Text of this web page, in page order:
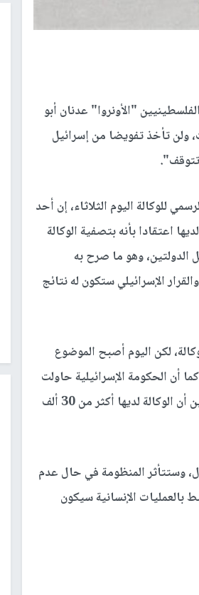
"الأونروا" عدنان أبو
بتفويض من الأمم المتحدة يتم تجديده كل 3 سنوات، ولن تأخذ تفويضا من إسرائيل
تتوقف".
للوكالة اليوم الثلاثاء، إن أحد
اعتقادا بأنه بتصفية الوكالة
وهو ما صرح به
الإسرائيلي ستكون له نتائج
لكن اليوم أصبح الموضوع
أن الحكومة الإسرائيلية حاولت
خلال الأشهر الماضية أن تستبدل (بالأونروا) بعض المنظمات الصغيرة، في حين أن الوكالة لديها أكثر من 30 ألف
أن (الأونروا) تعد عنصر أمن واستقرار في المنطقة وتعمل في 5 دول، وستتأثر المنظومة في حال عدم
بالعمليات الإنسانية سيكون